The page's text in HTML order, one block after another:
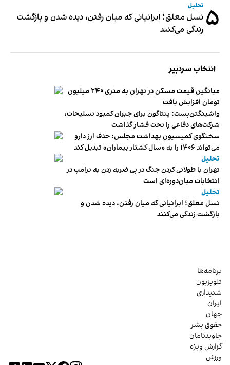
۵ تحلیل
نسل معلق؛ ایرانیانی که میان رفتن، دیده شدن و بازگشت
زندگی می‌کنند
انتخاب سردبیر
میانگین قیمت مسکن در تهران به متری ۲۴۰ میلیون
تومان افزایش یافت
واشینگتن‌پست: پنتاگون برای جبران کمبود تسلیحات،
شرکت‌های دفاعی را تحت فشار گذاشت
سخنگوی کمیسیون بهداشت مجلس: حذف ارز دارو
می‌تواند ۱۴۰۶ را به «سال کشتار بیماران» تبدیل کند
تحلیل
تهران با طولانی کردن جنگ در پی ضربه زدن به ترامپ در
انتخابات میان‌دوره‌ای است
تحلیل
نسل معلق؛ ایرانیانی که میان رفتن، دیده شدن و
بازگشت زندگی می‌کنند
برنامه‌ها
تلویزیون
شنیداری
ایران
جهان
حقوق بشر
جاویدنامان
گزارش ویژه
ورزش